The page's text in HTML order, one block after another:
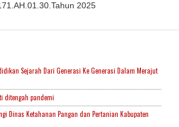
2025
Sejarah Dari Generasi Ke Generasi Dalam Merajut
ditengah pandemi
Dinas Ketahanan Pangan dan Pertanian Kabupaten